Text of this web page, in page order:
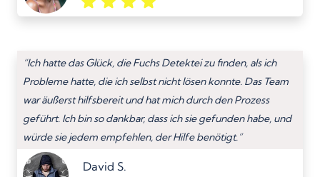
“Ich hatte das Glück, die Fuchs Detektei zu finden, als ich
Probleme hatte, die ich selbst nicht lösen konnte. Das Team
war äußerst hilfsbereit und hat mich durch den Prozess
geführt. Ich bin so dankbar, dass ich sie gefunden habe, und
würde sie jedem empfehlen, der Hilfe benötigt.”
David S.